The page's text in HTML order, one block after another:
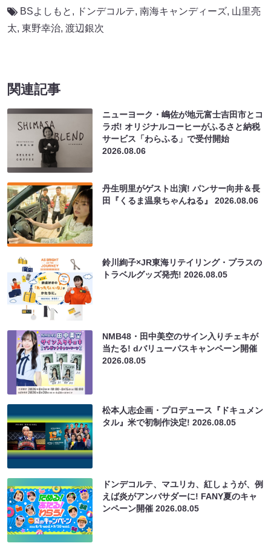
BSよしもと , ドンデコルテ, 南海キャンディーズ, 山里亮
太, 東野幸治, 渡辺銀次
関連記事
ニューヨーク・嶋佐が地元富士吉田市とコ
ラボ! オリジナルコーヒーがふるさと納税
サービス「わらふる」で受付開始
2026.08.06
丹生明里がゲスト出演! パンサー向井＆長
田『くるま温泉ちゃんねる』2026.08.06
鈴川絢子×JR東海リテイリング・プラスの
トラベルグッズ発売!2026.08.05
NMB48・田中美空のサイン入りチェキが
当たる! dバリューパスキャンペーン開催
2026.08.05
松本人志企画・プロデュース『ドキュメン
タル』米で初制作決定!2026.08.05
ドンデコルテ、マユリカ、紅しょうが、例
えば炎がアンバサダーに! FANY夏のキャ
ンペーン開催2026.08.05